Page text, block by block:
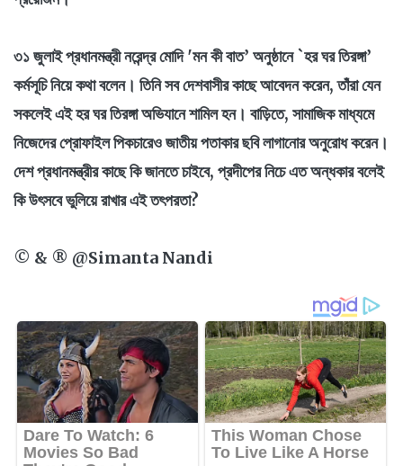
৩১ জুলাই প্রধানমন্ত্রী নরেন্দ্র মোদি 'মন কী বাত’ অনুষ্ঠানে `হর ঘর তিরঙ্গা’
কর্মসূচি নিয়ে কথা বলেন। তিনি সব দেশবাসীর কাছে আবেদন করেন, তাঁরা যেন
সকলেই এই হর ঘর তিরঙ্গা অভিযানে শামিল হন। বাড়িতে, সামাজিক মাধ্যমে
নিজেদের প্রোফাইল পিকচারেও জাতীয় পতাকার ছবি লাগানোর অনুরোধ করেন।
দেশ প্রধানমন্ত্রীর কাছে কি জানতে চাইবে, প্রদীপের নিচে এত অন্ধকার বলেই
কি উৎসবে ভুলিয়ে রাখার এই তৎপরতা?
© & ® @Simanta Nandi